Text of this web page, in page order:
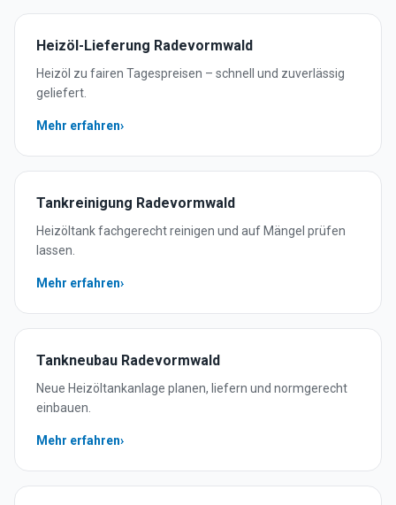
Heizöl-Lieferung Radevormwald
Heizöl zu fairen Tagespreisen – schnell und zuverlässig
geliefert.
Mehr erfahren›
Tankreinigung Radevormwald
Heizöltank fachgerecht reinigen und auf Mängel prüfen
lassen.
Mehr erfahren›
Tankneubau Radevormwald
Neue Heizöltankanlage planen, liefern und normgerecht
einbauen.
Mehr erfahren›